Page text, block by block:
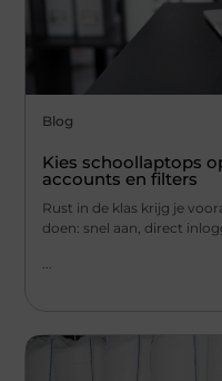
Blog
Kies schoollaptops
accounts en filters
Rust in de klas krijg je
doen: snel aan, direct
...